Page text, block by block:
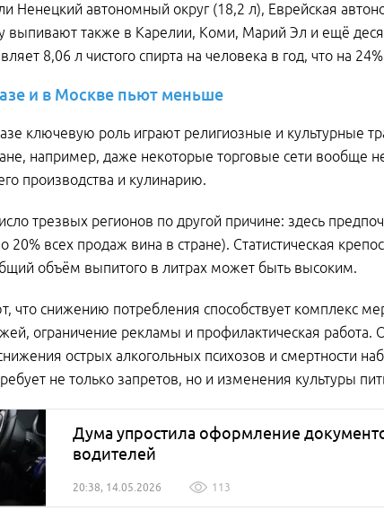
Ненецкий автономный округ (18,2 л), Еврейская
выпивают также в Карелии, Коми, Марий Эл и ещё
8,06 л чистого спирта на человека в год, что на
и в Москве пьют меньше
ключевую роль играют религиозные и культурные
например, даже некоторые торговые сети вообще
производства и кулинарию.
трезвых регионов по другой причине: здесь
20% всех продаж вина в стране). Статистическая
объём выпитого в литрах может быть высоким.
что снижению потребления способствует комплекс
ограничение рекламы и профилактическая работа.
острых алкогольных психозов и смертности
не только запретов, но и изменения культуры
Дума упростила оформление
водителей
20:38, 14.05.2026 113